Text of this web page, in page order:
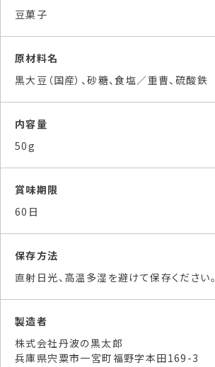
豆菓子
原材料名
黒大豆（国産）、砂糖、食塩／重曹、硫酸鉄
内容量
50g
賞味期限
60日
保存方法
直射日光、高温多湿を避けて保存ください。
製造者
株式会社丹波の黒太郎
兵庫県宍粟市一宮町福野字本田169-3